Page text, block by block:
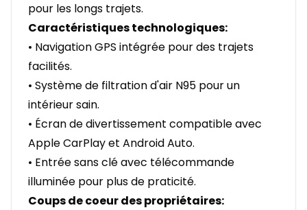
pour les longs trajets.
Caractéristiques technologiques:
• Navigation GPS intégrée pour des trajets
facilités.
• Système de filtration d'air N95 pour un
intérieur sain.
• Écran de divertissement compatible avec
Apple CarPlay et Android Auto.
• Entrée sans clé avec télécommande
illuminée pour plus de praticité.
Coups de coeur des propriétaires: